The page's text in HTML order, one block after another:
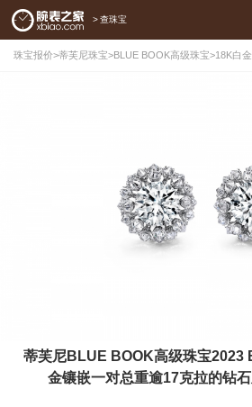
> 查珠宝
珠宝报价>蒂芙尼珠宝>BLUE BOOK高级珠宝>18K白
蒂芙尼BLUE BOOK高级珠宝2023
金镶嵌一对总重逾17克拉的钻